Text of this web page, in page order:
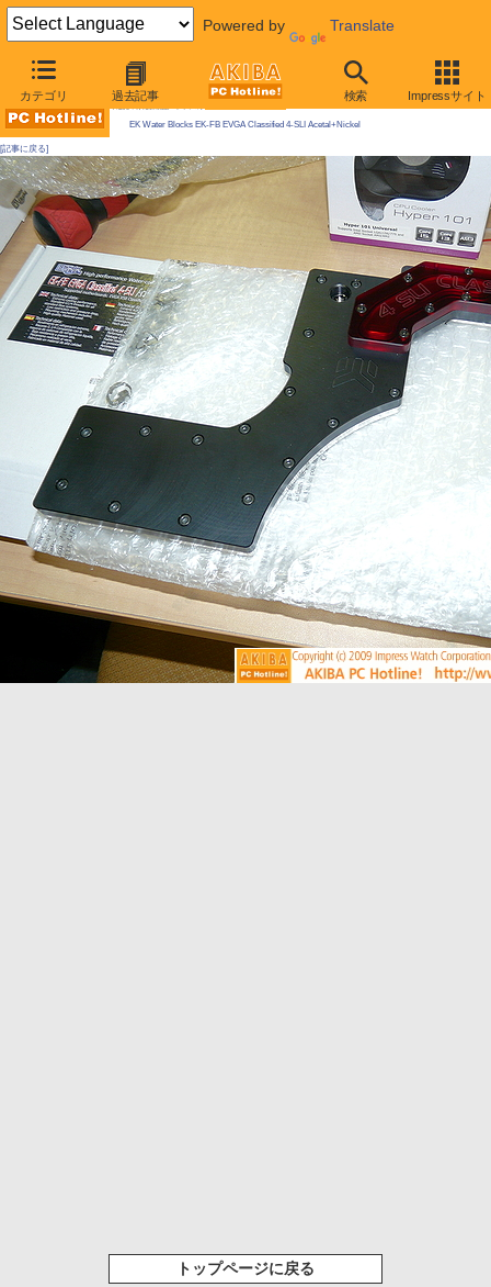
Powered by Translate
カテゴリ 過去記事 検索 Impressサイト
AKIBA PC Hotline! 2009年12月19日号
EK Water Blocks EK-FB EVGA Classified 4-SLI Acetal+Nickel
[記事に戻る]
トップページに戻る